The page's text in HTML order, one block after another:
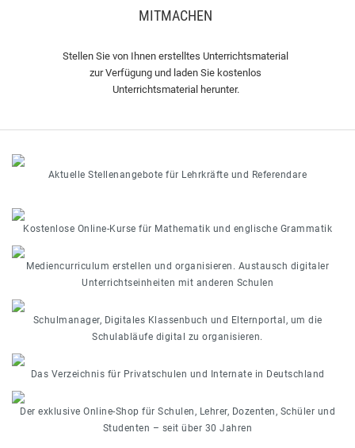
MITMACHEN
Stellen Sie von Ihnen erstelltes Unterrichtsmaterial
zur Verfügung und laden Sie kostenlos
Unterrichtsmaterial herunter.
Aktuelle Stellenangebote für Lehrkräfte und Referendare
Kostenlose Online-Kurse für Mathematik und englische Grammatik
Mediencurriculum erstellen und organisieren. Austausch digitaler
Unterrichtseinheiten mit anderen Schulen
Schulmanager, Digitales Klassenbuch und Elternportal, um die
Schulabläufe digital zu organisieren.
Das Verzeichnis für Privatschulen und Internate in Deutschland
Der exklusive Online-Shop für Schulen, Lehrer, Dozenten, Schüler und
Studenten – seit über 30 Jahren